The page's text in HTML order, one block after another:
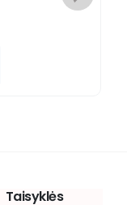
Taisyklės